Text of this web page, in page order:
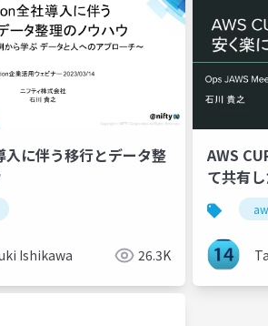
に伴う移行とデータ整
Ishikawa 26.3K
AWS
て共有